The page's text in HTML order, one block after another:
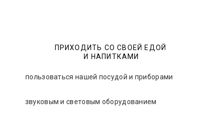
ПРИХОДИТЬ СО СВОЕЙ ЕДОЙ
И НАПИТКАМИ
пользоваться нашей посудой и приборами
звуковым и световым оборудованием